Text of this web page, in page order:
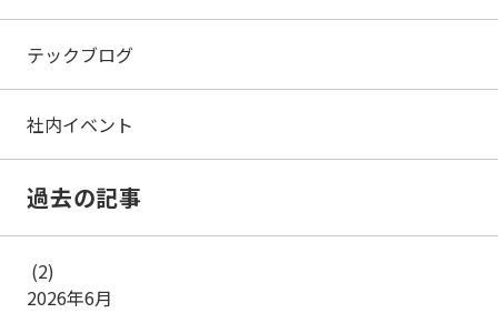
テックブログ
社内イベント
過去の記事
2026年6月
(2)